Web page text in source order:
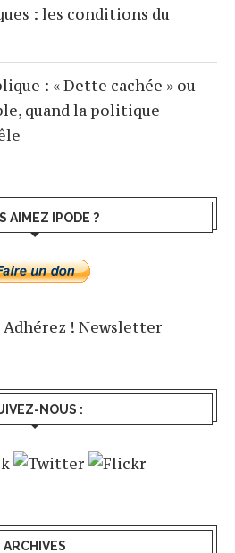
: les conditions du
: « Dette cachée » ou
quand la politique
AIMEZ IPODE ?
Adhérez ! Newsletter
NOUS :
ARCHIVES